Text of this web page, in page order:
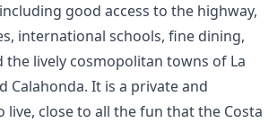
good access to the highway,
international schools, fine dining,
the lively cosmopolitan towns of La
Calahonda. It is a private and
live, close to all the fun that the Costa